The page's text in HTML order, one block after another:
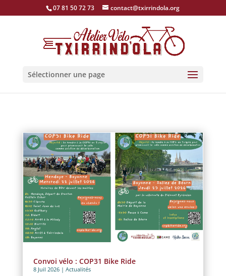
07 81 50 72 73 contact@txirrindola.org
Sélectionner une page
Convoi vélo : COP31 Bike Ride
8 Juil 2026| Actualités